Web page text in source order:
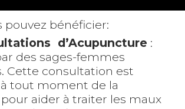
pouvez bénéficier:
d’Acupuncture :
des sages-femmes
Cette consultation est
tout moment de la
aider à traiter les maux